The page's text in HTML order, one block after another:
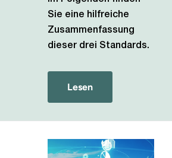
Sie eine hilfreiche
Zusammenfassung
dieser drei Standards.
Lesen